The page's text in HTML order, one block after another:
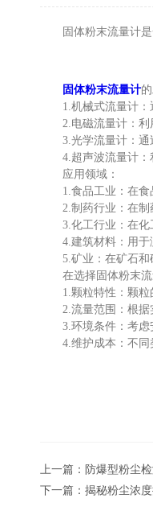
固体粉末流量计是
固体粉末流量计
1.机械式流量计：通
2.电磁流量计：利用
3.光学流量计：通过
4.超声波流量计：利
应用领域：
1.食品工业：在食品
2.制药行业：在制
3.化工行业：在化
4.建筑材料：用于
5.矿业：在矿石和
在选择固体粉末流
1.颗粒特性：颗粒
2.流量范围：根据
3.环境条件：考虑安
4.维护成本：不同类
上一篇： 防爆型粉尘
下一篇： 揭秘粉尘浓